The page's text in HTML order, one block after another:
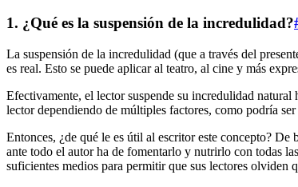
1. ¿Qué es la suspensión de la incredulidad?
La suspensión de la incredulidad (que a través del
es real. Esto se puede aplicar al teatro, al cine y más
Efectivamente, el lector suspende su incredulidad
lector dependiendo de múltiples factores, como podría
Entonces, ¿de qué le es útil al escritor este concepto?
ante todo el autor ha de fomentarlo y nutrirlo con todas
suficientes medios para permitir que sus lectores